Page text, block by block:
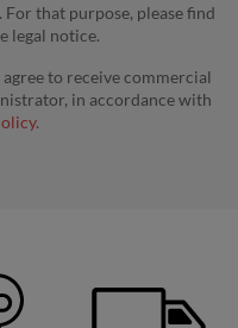
that purpose, please find
legal notice.
to receive commercial
in accordance with